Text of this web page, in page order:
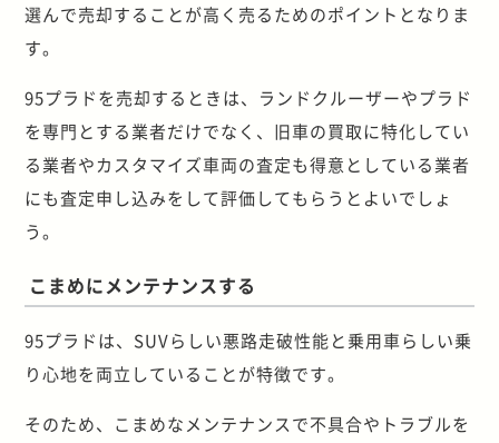
選んで売却することが高く売るためのポイントとなりま
す。
95プラドを売却するときは、ランドクルーザーやプラド
を専門とする業者だけでなく、旧車の買取に特化してい
る業者やカスタマイズ車両の査定も得意としている業者
にも査定申し込みをして評価してもらうとよいでしょ
う。
こまめにメンテナンスする
95プラドは、SUVらしい悪路走破性能と乗用車らしい乗
り心地を両立していることが特徴です。
そのため、こまめなメンテナンスで不具合やトラブルを